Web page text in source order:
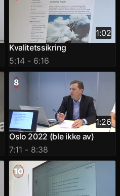
1:02
Kvalitetssikring
5:14 - 6:16
8
1:26
Oslo 2022 (ble ikke av)
7:11 - 8:38
10